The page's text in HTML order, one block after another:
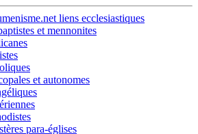
liens ecclesiastiques
et mennonites
et autonomes
para-églises